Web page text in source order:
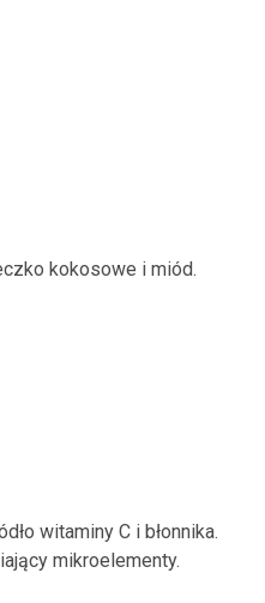
kokosowe i miód.
witaminy C i błonnika.
mikroelementy.